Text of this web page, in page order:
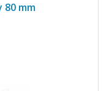
80 mm